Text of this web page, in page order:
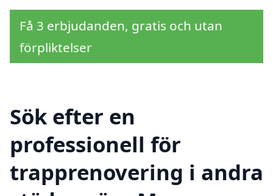
Få 3 erbjudanden, gratis och utan
förpliktelser
Sök efter en
professionell för
trapprenovering i andra